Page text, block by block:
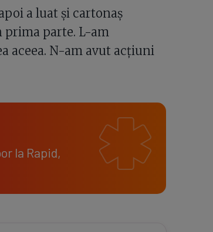
a luat și cartonaș
prima parte. L-am
aceea. N-am avut acțiuni
la Rapid,